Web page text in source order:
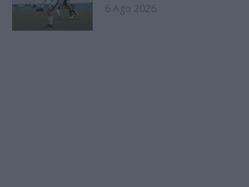
6 Ago 2026